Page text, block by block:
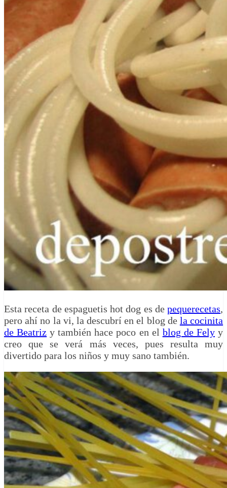
Esta receta de espaguetis hot dog es de pequerecetas,
pero ahí no la vi, la descubrí en el blog de la cocinita
de Beatriz y también hace poco en el blog de Felyy
creo que se verá más veces, pues resulta muy
divertido para los niños y muy sano también.